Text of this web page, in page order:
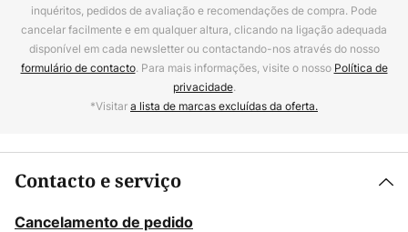
inquéritos, pedidos de avaliação e recomendações de compra. Pode
cancelar facilmente e em qualquer altura, clicando na ligação adequada
disponível em cada newsletter ou contactando-nos através do nosso
formulário de contacto. Para mais informações, visite o nosso Política de
privacidade.
*Visitara lista de marcas excluídas da oferta.
Contacto e serviço
Cancelamento de pedido